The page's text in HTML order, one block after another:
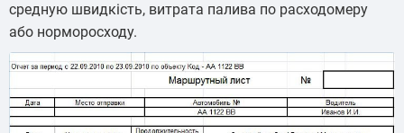
средную швидкість, витрата палива по расходомеру
або норморосходу.